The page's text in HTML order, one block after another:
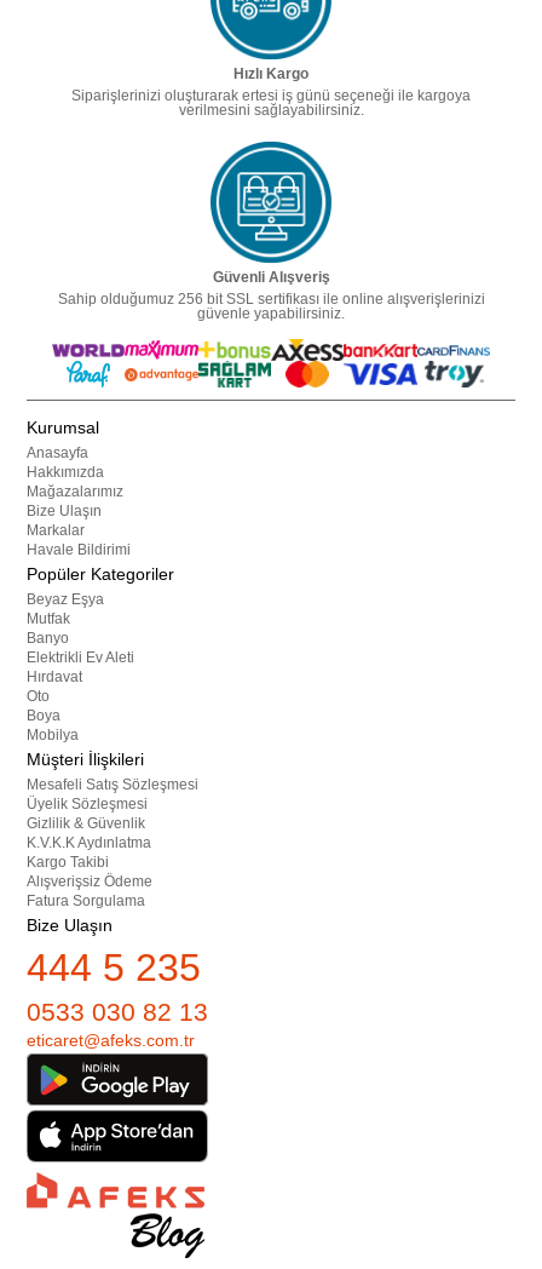
Hızlı Kargo
Siparişlerinizi oluşturarak ertesi iş günü seçeneği ile kargoya
verilmesini sağlayabilirsiniz.
Güvenli Alışveriş
Sahip olduğumuz 256 bit SSL sertifikası ile online alışverişlerinizi
güvenle yapabilirsiniz.
Kurumsal
Anasayfa
Hakkımızda
Mağazalarımız
Bize Ulaşın
Markalar
Havale Bildirimi
Popüler Kategoriler
Beyaz Eşya
Mutfak
Banyo
Elektrikli Ev Aleti
Hırdavat
Oto
Boya
Mobilya
Müşteri İlişkileri
Mesafeli Satış Sözleşmesi
Üyelik Sözleşmesi
Gizlilik & Güvenlik
K.V.K.K Aydınlatma
Kargo Takibi
Alışverişsiz Ödeme
Fatura Sorgulama
Bize Ulaşın
444 5 235
0533 030 82 13
eticaret@afeks.com.tr